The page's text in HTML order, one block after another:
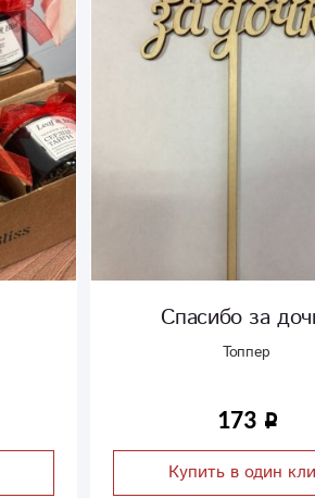
Спасибо за
Топпер
173
Купить в один